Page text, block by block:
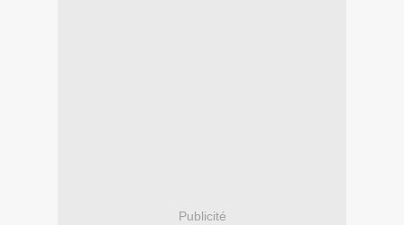
Publicité